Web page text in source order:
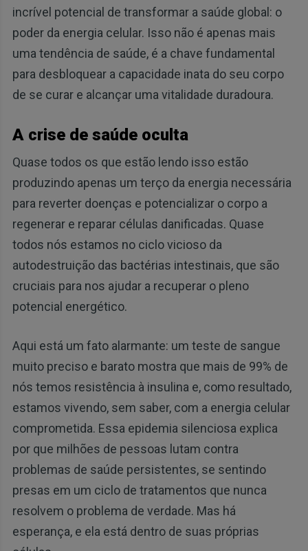
incrível potencial de transformar a saúde global: o
poder da energia celular. Isso não é apenas mais
uma tendência de saúde, é a chave fundamental
para desbloquear a capacidade inata do seu corpo
de se curar e alcançar uma vitalidade duradoura.
A crise de saúde oculta
Quase todos os que estão lendo isso estão
produzindo apenas um terço da energia necessária
para reverter doenças e potencializar o corpo a
regenerar e reparar células danificadas. Quase
todos nós estamos no ciclo vicioso da
autodestruição das bactérias intestinais, que são
cruciais para nos ajudar a recuperar o pleno
potencial energético.
Aqui está um fato alarmante: um teste de sangue
muito preciso e barato mostra que mais de 99% de
nós temos resistência à insulina e, como resultado,
estamos vivendo, sem saber, com a energia celular
comprometida. Essa epidemia silenciosa explica
por que milhões de pessoas lutam contra
problemas de saúde persistentes, se sentindo
presas em um ciclo de tratamentos que nunca
resolvem o problema de verdade. Mas há
esperança, e ela está dentro de suas próprias